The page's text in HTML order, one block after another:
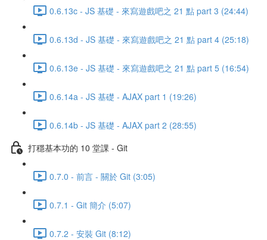
0.6.13c - JS 基礎 - 來寫遊戲吧之 21 點 part 3 (24:44)
0.6.13d - JS 基礎 - 來寫遊戲吧之 21 點 part 4 (25:18)
0.6.13e - JS 基礎 - 來寫遊戲吧之 21 點 part 5 (16:54)
0.6.14a - JS 基礎 - AJAX part 1 (19:26)
0.6.14b - JS 基礎 - AJAX part 2 (28:55)
打穩基本功的 10 堂課 - Git
0.7.0 - 前言 - 關於 Git (3:05)
0.7.1 - Git 簡介 (5:07)
0.7.2 - 安裝 Git (8:12)